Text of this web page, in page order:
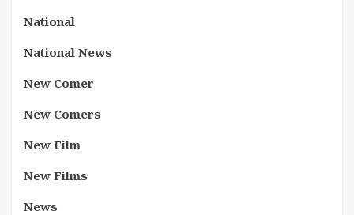
National
National News
New Comer
New Comers
New Film
New Films
News